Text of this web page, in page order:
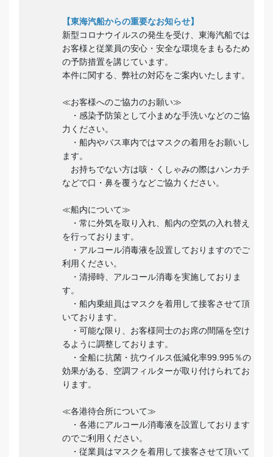
【東海汽船からの重要なお知らせ】
新型コロナウイルスの発生を受け、東海汽船では
お客様と従業員の安心・安全な環境をまもるため
の予防措置を講じています。
本件に関する、弊社の対応をご案内いたします。
≪お客様へのご協力のお願い≫
・感染予防策として小まめな手洗いなどのご協
力ください。
・船内やバス車内ではマスクの着用をお願いし
ます。
お持ちでない方は咳・くしゃみの際はハンカチ
などで口・鼻を覆うなどご協力ください。
≪船内について≫
・常に外気を取り入れ、船内の空気の入れ替え
を行っております。
・アルコール消毒液を設置しておりますのでご
利用ください。
・清掃時、アルコール消毒を実施しておりま
す。
・船内乗組員はマスクを着用して接客させて頂
いております。
・可能な限り、お客様同士のお席の間隔を空け
るように調整しております。
・全船に抗菌・抗ウイルス低減化率99.995％の
効果がある、空調フィルターが取り付けられてお
ります。
≪各港待合所について≫
・各港にアルコール消毒液を設置しております
のでご利用ください。
・従業員はマスクを着用して接客させて頂いて